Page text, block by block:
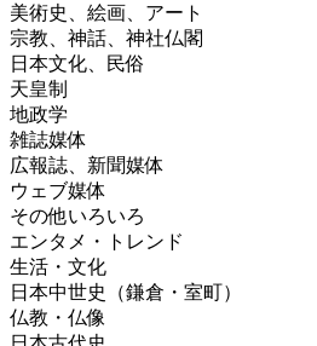
美術史、絵画、アート
宗教、神話、神社仏閣
日本文化、民俗
天皇制
地政学
雑誌媒体
広報誌、新聞媒体
ウェブ媒体
その他いろいろ
エンタメ・トレンド
生活・文化
日本中世史（鎌倉・室町）
仏教・仏像